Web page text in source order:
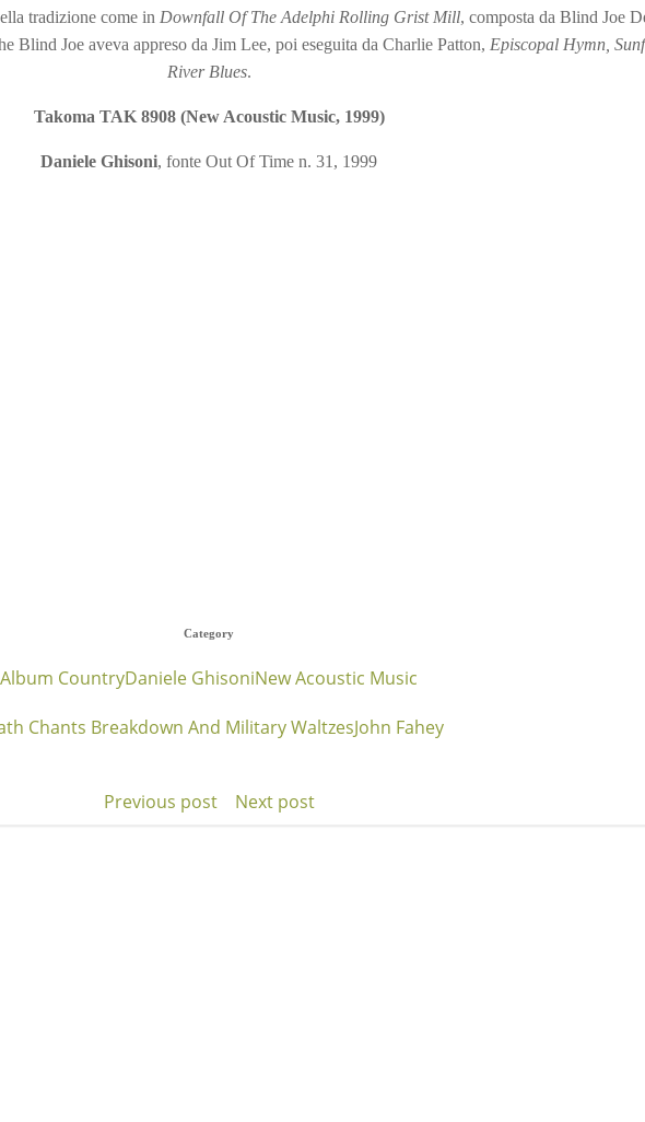
tradizione come in Downfall Of The Adelphi Rolling Grist Mill, composta da Blind Joe
Blind Joe aveva appreso da Jim Lee, poi eseguita da Charlie Patton, Episcopal Hymn,
River Blues.
Takoma TAK 8908 (New Acoustic Music, 1999)
Daniele Ghisoni, fonte Out Of Time n. 31, 1999
Category
Album CountryDaniele GhisoniNew Acoustic Music
Chants Breakdown And Military WaltzesJohn Fahey
Post
Previous post
Post
Next post